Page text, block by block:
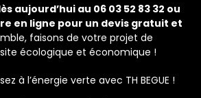
aujourd’hui au 06 03 52 83 32 ou
en ligne pour un devis gratuit et
faisons de votre projet de
écologique et économique !
à l’énergie verte avec TH BEGUE !